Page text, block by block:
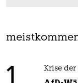
Krise der